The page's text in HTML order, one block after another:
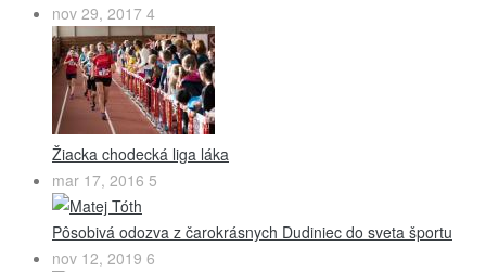
nov 29, 2017 4
Žiacka chodecká liga láka
mar 17, 2016 5
Pôsobivá odozva z čarokrásnych Dudiniec do sveta športu
nov 12, 2019 6